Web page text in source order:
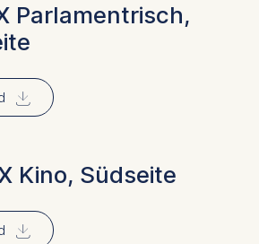
Parlamentrisch,
⇓
Kino, Südseite
⇓